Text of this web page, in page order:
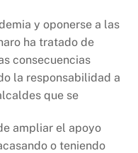
y oponerse a las
ha tratado de
consecuencias
la responsabilidad a
que se
ampliar el apoyo
o teniendo